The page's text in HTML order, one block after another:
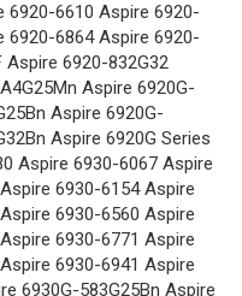
6920-6610 Aspire 6920-
6920-6864 Aspire 6920-
Aspire 6920-832G32
Aspire 6920G-
Aspire 6920G-
Aspire 6920G Series
Aspire 6930-6067 Aspire
6930-6154 Aspire
6930-6560 Aspire
6930-6771 Aspire
6930-6941 Aspire
6930G-583G25Bn Aspire